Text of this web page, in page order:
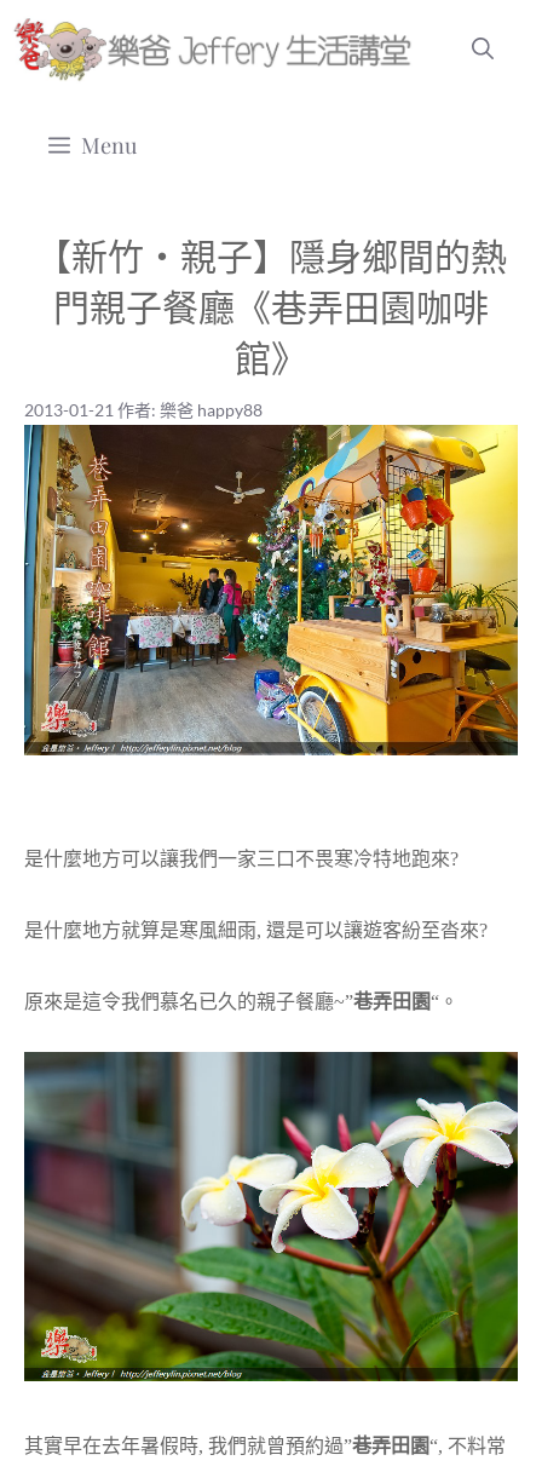
跳
至
Menu
【新竹‧親子】隱身鄉間的熱
門親子餐廳《巷弄田園咖啡
館》
2013-01-21 | 樂爸 happy88
2013-01-21 作者: 樂爸 happy88
是什麼地方可以讓我們一家三口不畏寒冷特地跑來?
是什麼地方就算是寒風細雨, 還是可以讓遊客紛至沓來?
原來是這令我們慕名已久的親子餐廳~”巷弄田園“。
其實早在去年暑假時, 我們就曾預約過”巷弄田園“, 不料常